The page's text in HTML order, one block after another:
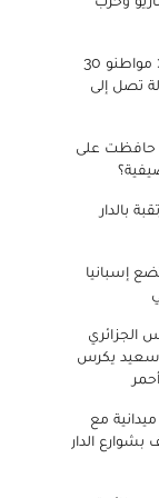
تأشيرة الدخول للولايات المتحدة: مواطنو 30
تصل إلى
حافظت على
بالدار
إسبانيا
الجزائري
سعيد يكرس
مع
الدار